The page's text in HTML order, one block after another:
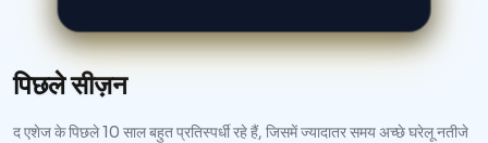
पिछले सीज़न
द एशेज के पिछले 10 साल बहुत प्रतिस्पर्धी रहे हैं, जिसमें ज्यादातर समय अच्छे घरेलू नतीजे